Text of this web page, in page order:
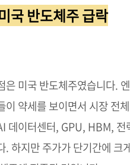
국 반도체주 급락
은 미국 반도체주였습니다.
이 약세를 보이면서 시장 전
데이터센터, GPU, HBM,
. 하지만 주가가 단기간에